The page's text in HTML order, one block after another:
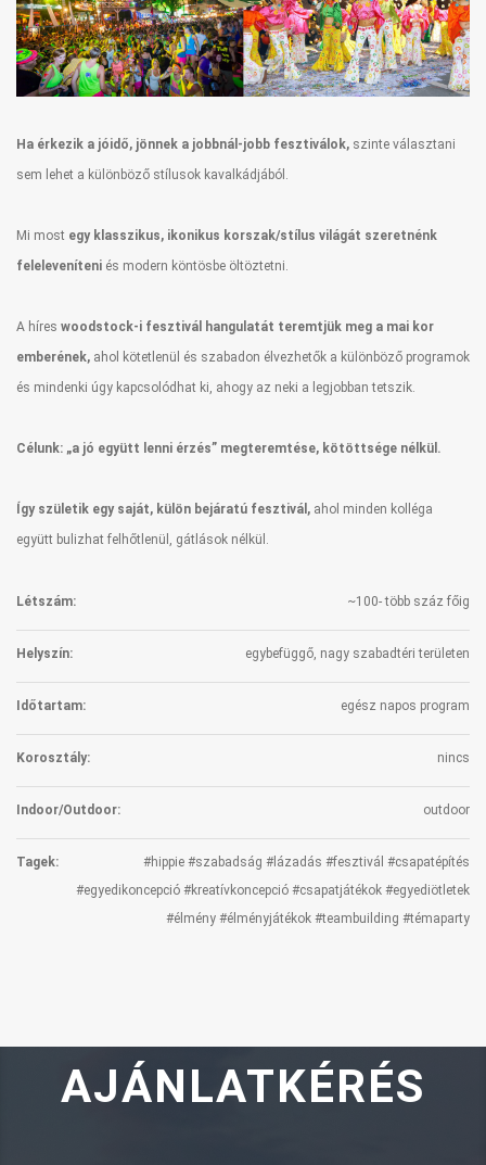
Ha érkezik a jóidő, jönnek a jobbnál-jobb fesztiválok, szinte választani
sem lehet a különböző stílusok kavalkádjából.
Mi most egy klasszikus, ikonikus korszak/stílus világát szeretnénk
feleleveníteni és modern köntösbe öltöztetni.
A híres woodstock-i fesztivál hangulatát teremtjük meg a mai kor
emberének, ahol kötetlenül és szabadon élvezhetők a különböző programok
és mindenki úgy kapcsolódhat ki, ahogy az neki a legjobban tetszik.
Célunk: „a jó együtt lenni érzés” megteremtése, kötöttsége nélkül.
Így születik egy saját, külön bejáratú fesztivál, ahol minden kolléga
együtt bulizhat felhőtlenül, gátlások nélkül.
Létszám: ~100- több száz főig
Helyszín: egybefüggő, nagy szabadtéri területen
Időtartam: egész napos program
Korosztály: nincs
Indoor/Outdoor: outdoor
Tagek:
#hippie #szabadság #lázadás #fesztivál #csapatépítés
#egyedikoncepció #kreatívkoncepció #csapatjátékok #egyediötletek
#élmény #élményjátékok #teambuilding #témaparty
AJÁNLATKÉRÉS